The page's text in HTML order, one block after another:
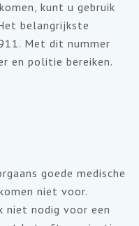
kunt u gebruik
belangrijkste
Met dit nummer
en politie bereiken.
goede medische
niet voor.
niet nodig voor een